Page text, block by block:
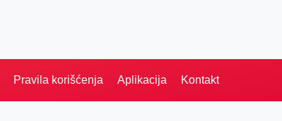
Pravila korišćenja Aplikacija Kontakt